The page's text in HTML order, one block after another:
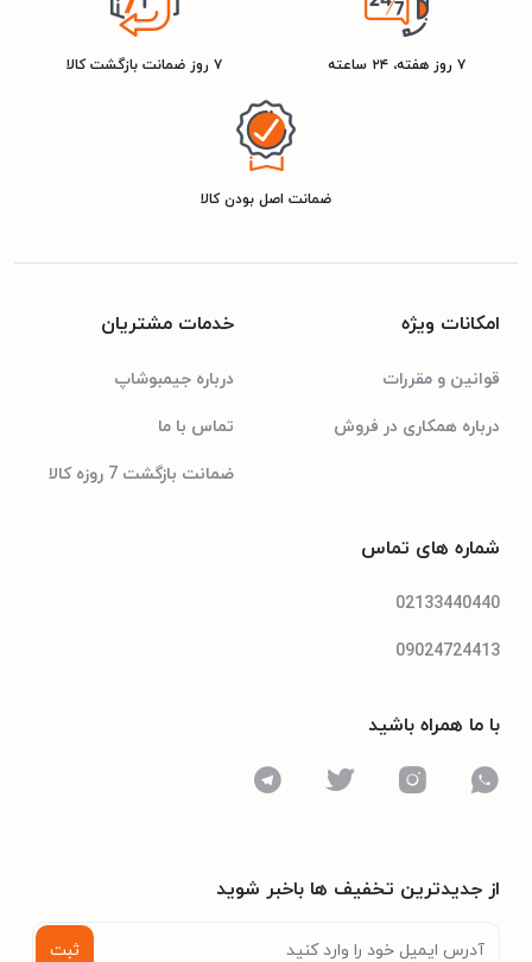
۷ روز هفته، ۲۴ ساعته ۷ روز ضمانت بازگشت کالا
ضمانت اصل بودن کالا
امکانات ویژه
قوانین و مقررات
درباره همکاری در فروش
خدمات مشتریان
درباره جیمبوشاپ
تماس با ما
ضمانت بازگشت 7 روزه کالا
شماره های تماس
02133440440
09024724413
با ما همراه باشید
از جدیدترین تخفیف ها باخبر شوید
ثبت